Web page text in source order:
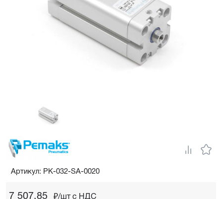
7 507,85 ₽/шт c НДС
Артикул: PK-032-SA-0020